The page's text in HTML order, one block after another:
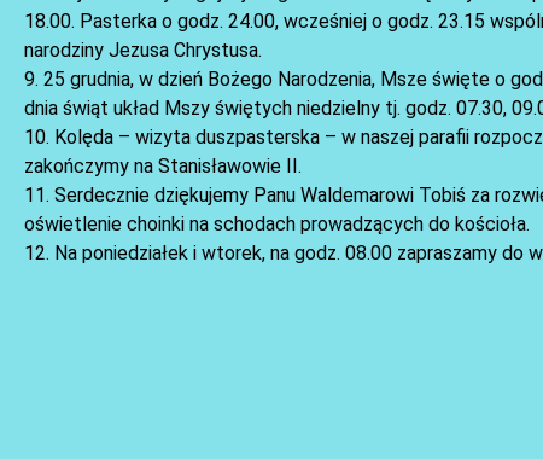
18.00. Pasterka o godz. 24.00, wcześniej o godz. 23.15
narodziny Jezusa Chrystusa.
9. 25 grudnia, w dzień Bożego Narodzenia, Msze święte o
dnia świąt układ Mszy świętych niedzielny tj. godz. 07.30,
10. Kolęda – wizyta duszpasterska – w naszej parafii
zakończymy na Stanisławowie II.
11. Serdecznie dziękujemy Panu Waldemarowi Tobiś za
oświetlenie choinki na schodach prowadzących do kościoła.
12. Na poniedziałek i wtorek, na godz. 08.00 zapraszamy